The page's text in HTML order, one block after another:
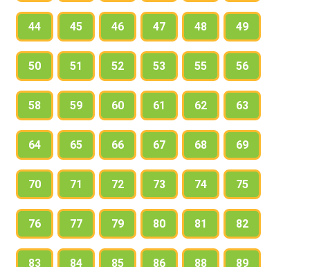
44 45 46 47 48 49
50 51 52 53 55 56
58 59 60 61 62 63
64 65 66 67 68 69
70 71 72 73 74 75
76 77 79 80 81 82
83 84 85 86 88 89